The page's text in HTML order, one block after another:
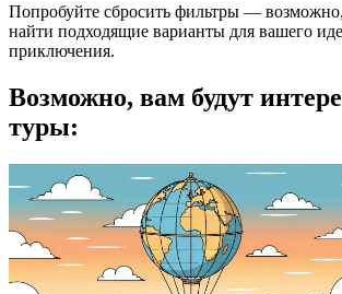
Попробуйте сбросить фильтры —
найти подходящие варианты для вашего
приключения.
Возможно, вам будут
туры: